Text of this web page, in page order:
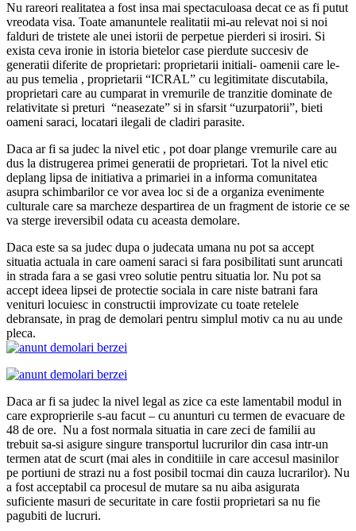
Nu rareori realitatea a fost insa mai spectaculoasa decat ce as fi putut
vreodata visa. Toate amanuntele realitatii mi-au relevat noi si noi
falduri de tristete ale unei istorii de perpetue pierderi si irosiri. Si
exista ceva ironie in istoria bietelor case pierdute succesiv de
generatii diferite de proprietari: proprietarii initiali- oamenii care le-
au pus temelia , proprietarii “ICRAL” cu legitimitate discutabila,
proprietari care au cumparat in vremurile de tranzitie dominate de
relativitate si preturi “neasezate” si in sfarsit “uzurpatorii”, bieti
oameni saraci, locatari ilegali de cladiri parasite.
Daca ar fi sa judec la nivel etic , pot doar plange vremurile care au
dus la distrugerea primei generatii de proprietari. Tot la nivel etic
deplang lipsa de initiativa a primariei in a informa comunitatea
asupra schimbarilor ce vor avea loc si de a organiza evenimente
culturale care sa marcheze despartirea de un fragment de istorie ce se
va sterge ireversibil odata cu aceasta demolare.
Daca este sa sa judec dupa o judecata umana nu pot sa accept
situatia actuala in care oameni saraci si fara posibilitati sunt aruncati
in strada fara a se gasi vreo solutie pentru situatia lor. Nu pot sa
accept ideea lipsei de protectie sociala in care niste batrani fara
venituri locuiesc in constructii improvizate cu toate retelele
debransate, in prag de demolari pentru simplul motiv ca nu au unde
pleca.
Daca ar fi sa judec la nivel legal as zice ca este lamentabil modul in
care exproprierile s-au facut – cu anunturi cu termen de evacuare de
48 de ore. Nu a fost normala situatia in care zeci de familii au
trebuit sa-si asigure singure transportul lucrurilor din casa intr-un
termen atat de scurt (mai ales in conditiile in care accesul masinilor
pe portiuni de strazi nu a fost posibil tocmai din cauza lucrarilor). Nu
a fost acceptabil ca procesul de mutare sa nu aiba asigurata
suficiente masuri de securitate in care fostii proprietari sa nu fie
pagubiti de lucruri.